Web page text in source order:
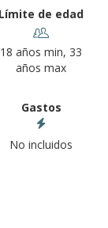
Límite de edad
18 años min, 33
años max
Gastos
No incluidos